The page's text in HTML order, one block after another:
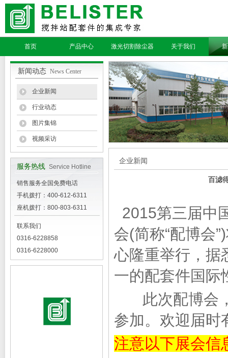
首页 产品中心 激光切割除尘器 关于我们
新闻动态 News Center
企业新闻
行业动态
图片集锦
视频采访
服务热线 Service Hotline
销售服务全国免费电话
手机拨打：400-612-6311
座机拨打：800-803-6311
联系我们
0316-6228858
0316-6228000
企业新闻
百滤
2015第三届中
会(简称“配博会
心隆重举行，据
一的配套件国际
此次配博会，
参加。欢迎届时
注意以下展会信